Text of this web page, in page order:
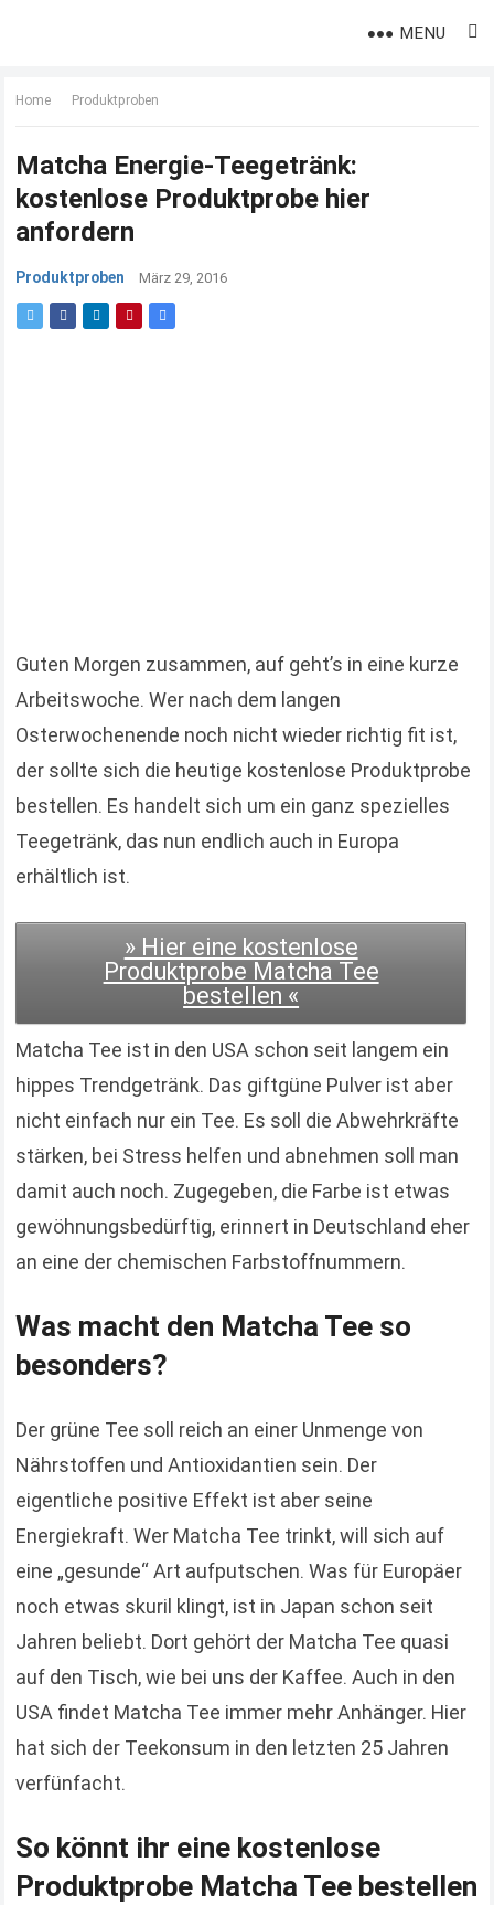
MENU
Home Produktproben
Matcha Energie-Teegetränk:
kostenlose Produktprobe hier
anfordern
Produktproben März 29, 2016
Guten Morgen zusammen, auf geht’s in eine kurze
Arbeitswoche. Wer nach dem langen
Osterwochenende noch nicht wieder richtig fit ist,
der sollte sich die heutige kostenlose Produktprobe
bestellen. Es handelt sich um ein ganz spezielles
Teegetränk, das nun endlich auch in Europa
erhältlich ist.
» Hier eine kostenlose
Produktprobe Matcha Tee
bestellen «
Matcha Tee ist in den USA schon seit langem ein
hippes Trendgetränk. Das giftgüne Pulver ist aber
nicht einfach nur ein Tee. Es soll die Abwehrkräfte
stärken, bei Stress helfen und abnehmen soll man
damit auch noch. Zugegeben, die Farbe ist etwas
gewöhnungsbedürftig, erinnert in Deutschland eher
an eine der chemischen Farbstoffnummern.
Was macht den Matcha Tee so
besonders?
Der grüne Tee soll reich an einer Unmenge von
Nährstoffen und Antioxidantien sein. Der
eigentliche positive Effekt ist aber seine
Energiekraft. Wer Matcha Tee trinkt, will sich auf
eine „gesunde“ Art aufputschen. Was für Europäer
noch etwas skuril klingt, ist in Japan schon seit
Jahren beliebt. Dort gehört der Matcha Tee quasi
auf den Tisch, wie bei uns der Kaffee. Auch in den
USA findet Matcha Tee immer mehr Anhänger. Hier
hat sich der Teekonsum in den letzten 25 Jahren
verfünfacht.
So könnt ihr eine kostenlose
Produktprobe Matcha Tee bestellen